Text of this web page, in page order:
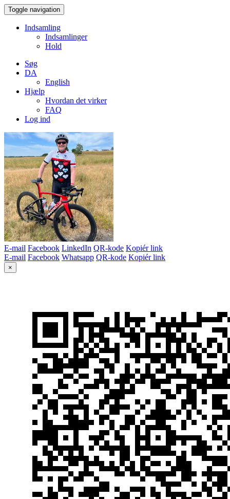
Toggle navigation
Indsamling
Indsamlinger
Hold
Søg
DA
English
Hjælp
Hvordan det virker
FAQ
Log ind
E-mail Facebook LinkedIn QR-kode Kopiér link
E-mail Facebook Whatsapp QR-kode Kopiér link
×